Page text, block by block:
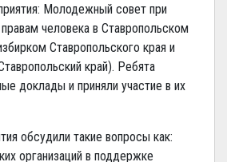
Молодежный совет при
человека в Ставропольском
Ставропольского края и
край). Ребята
доклады и приняли участие в их
обсудили такие вопросы как:
организаций в поддержке